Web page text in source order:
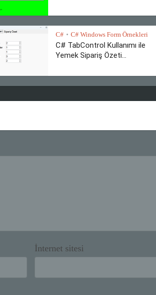
C# • C# Windows Form Örnekleri
C# TabControl Kullanımı ile
Yemek Sipariş Özeti...
İnternet sitesi